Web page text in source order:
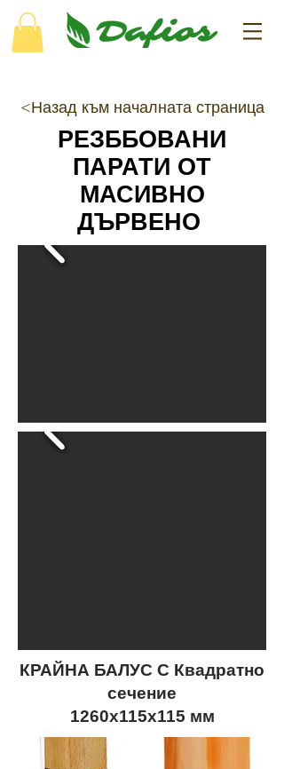
<Назад към началната страница
РЕЗББОВАНИ
ПАРАТИ ОТ
МАСИВНО
ДЪРВЕНО
КРАЙНА БАЛУС С Квадратно
сечение
1260x115x115 мм